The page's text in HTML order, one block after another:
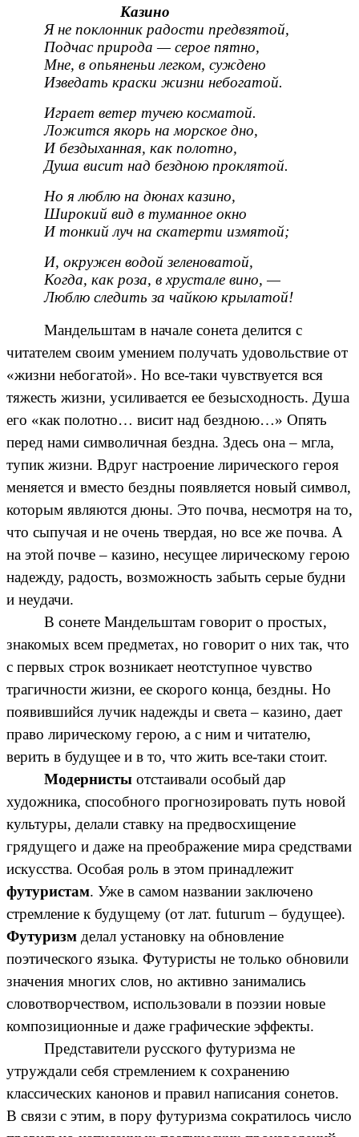
Казино
Я не поклонник радости предвзятой,
Подчас природа — серое пятно,
Мне, в опьяненьи легком, суждено
Изведать краски жизни небогатой.
Играет ветер тучею косматой.
Ложится якорь на морское дно,
И бездыханная, как полотно,
Душа висит над бездною проклятой.
Но я люблю на дюнах казино,
Широкий вид в туманное окно
И тонкий луч на скатерти измятой;
И, окружен водой зеленоватой,
Когда, как роза, в хрустале вино, —
Люблю следить за чайкою крылатой!
Мандельштам в начале сонета делится с
читателем своим умением получать удовольствие от
«жизни небогатой». Но все-таки чувствуется вся
тяжесть жизни, усиливается ее безысходность. Душа
его «как полотно… висит над бездною…» Опять
перед нами символичная бездна. Здесь она – мгла,
тупик жизни. Вдруг настроение лирического героя
меняется и вместо бездны появляется новый символ,
которым являются дюны. Это почва, несмотря на то,
что сыпучая и не очень твердая, но все же почва. А
на этой почве – казино, несущее лирическому герою
надежду, радость, возможность забыть серые будни
и неудачи.
В сонете Мандельштам говорит о простых,
знакомых всем предметах, но говорит о них так, что
с первых строк возникает неотступное чувство
трагичности жизни, ее скорого конца, бездны. Но
появившийся лучик надежды и света – казино, дает
право лирическому герою, а с ним и читателю,
верить в будущее и в то, что жить все-таки стоит.
Модернистыотстаивали особый дар
художника, способного прогнозировать путь новой
культуры, делали ставку на предвосхищение
грядущего и даже на преображение мира средствами
искусства. Особая роль в этом принадлежит
футуристам. Уже в самом названии заключено
стремление к будущему (от лат. futurum – будущее).
Футуризм делал установку на обновление
поэтического языка. Футуристы не только обновили
значения многих слов, но активно занимались
словотворчеством, использовали в поэзии новые
композиционные и даже графические эффекты.
Представители русского футуризма не
утруждали себя стремлением к сохранению
классических канонов и правил написания сонетов.
В связи с этим, в пору футуризма сократилось число